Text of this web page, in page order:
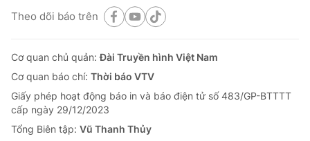
Theo dõi báo trên
Cơ quan chủ quản:Đài Truyền hình Việt Nam
Cơ quan báo chí: Thời báo VTV
Giấy phép hoạt động báo in và báo điện tử số 483/GP-BTTTT
cấp ngày 29/12/2023
Tổng Biên tập: Vũ Thanh Thủy